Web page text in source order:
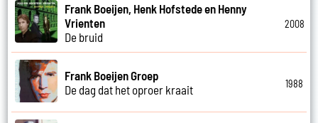
Frank Boeijen, Henk Hofstede en Henny
Vrienten
De bruid
2008
Frank Boeijen Groep
De dag dat het oproer kraait
1988